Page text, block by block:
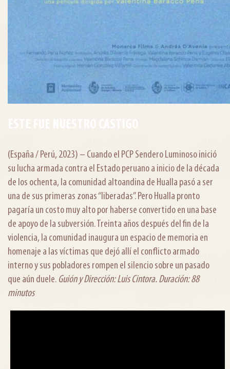
ESTE FUE NUESTRO CASTIGO
(España / Perú, 2023) – Cuando el PCP Sendero Luminoso inició
su lucha armada contra el Estado peruano a inicio de la década
de los ochenta, la comunidad altoandina de Hualla pasó a ser
una de sus primeras zonas “liberadas”. Pero Hualla pronto
pagaría un costo muy alto por haberse convertido en una base
de apoyo de la subversión. Treinta años después del fin de la
violencia, la comunidad inaugura un espacio de memoria en
homenaje a las víctimas que dejó allí el conflicto armado
interno y sus pobladores rompen el silencio sobre un pasado
que aún duele. Guión y Dirección: Luis Cintora. Duración: 88
minutos